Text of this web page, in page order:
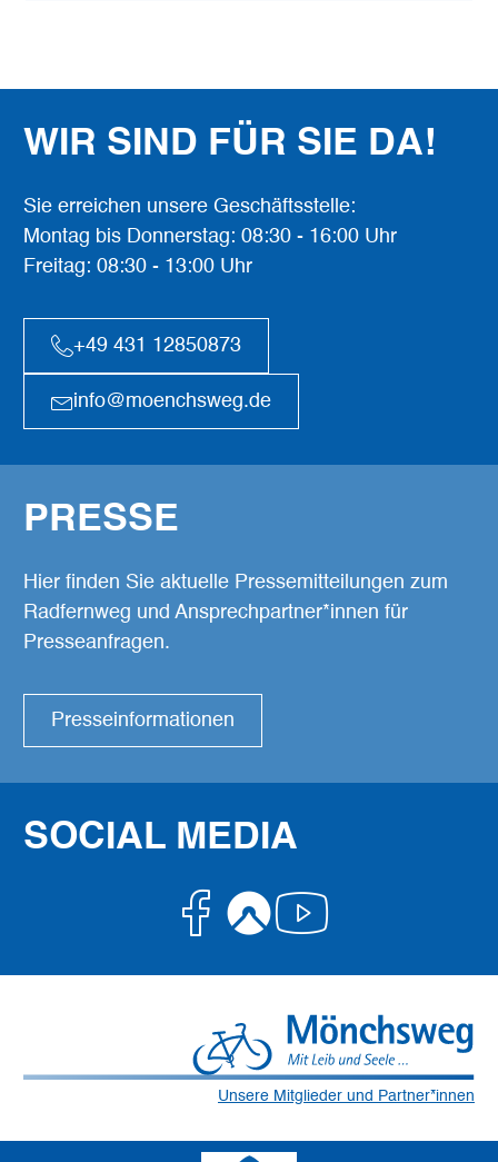
WIR SIND FÜR SIE DA!
Sie erreichen unsere Geschäftsstelle:
Montag bis Donnerstag: 08:30 - 16:00 Uhr
Freitag: 08:30 - 13:00 Uhr
+49 431 12850873
info@moenchsweg.de
PRESSE
Hier finden Sie aktuelle Pressemitteilungen zum
Radfernweg und Ansprechpartner*innen für
Presseanfragen.
Presseinformationen
SOCIAL MEDIA
Facebook
Komoot
Youtube
Unsere Mitglieder und Partner*innen